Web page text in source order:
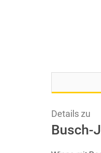
Details zu
Busch-